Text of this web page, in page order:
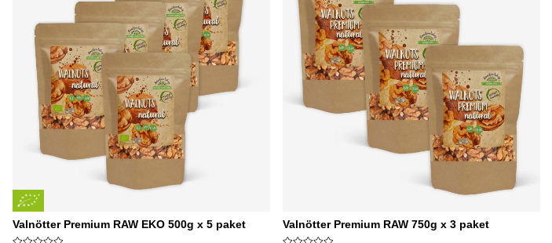
Valnötter Premium RAW EKO 500g x 5 paket Valnötter Premium RAW 750g x 3 paket